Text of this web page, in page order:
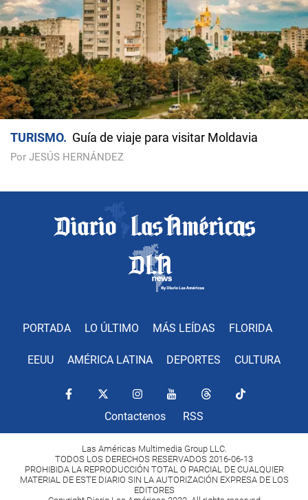
TURISMO Guía de viaje para visitar Moldavia
Por JESÚS HERNÁNDEZ
PORTADA LO ÚLTIMO MÁS LEÍDAS FLORIDA
EEUU AMÉRICA LATINA DEPORTES CULTURA
Contactenos RSS
Las Américas Multimedia Group LLC.
TODOS LOS DERECHOS RESERVADOS 2016-06-13
PROHIBIDA LA REPRODUCCIÓN TOTAL O PARCIAL DE CUALQUIER
MATERIAL DE ESTE DIARIO SIN LA AUTORIZACIÓN EXPRESA DE LOS
EDITORES